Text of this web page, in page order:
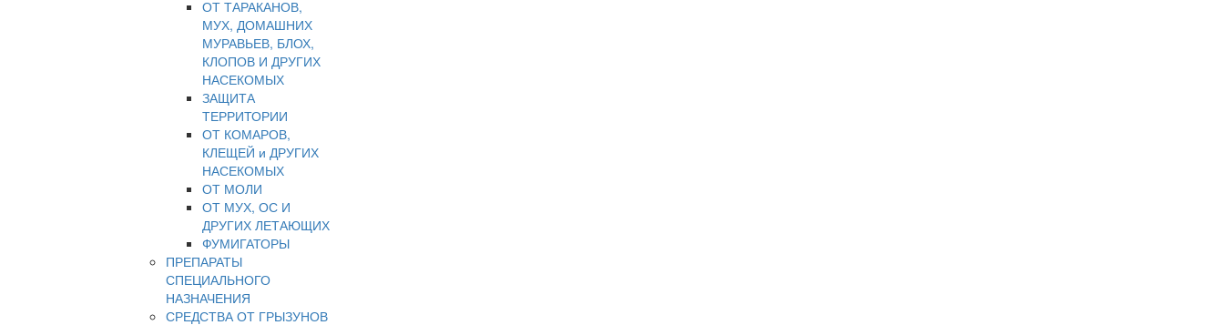
ОТ ТАРАКАНОВ,
МУХ, ДОМАШНИХ
МУРАВЬЕВ, БЛОХ,
КЛОПОВ И ДРУГИХ
НАСЕКОМЫХ
ЗАЩИТА
ТЕРРИТОРИИ
ОТ КОМАРОВ,
КЛЕЩЕЙ и ДРУГИХ
НАСЕКОМЫХ
ОТ МОЛИ
ОТ МУХ, ОС И
ДРУГИХ ЛЕТАЮЩИХ
ФУМИГАТОРЫ
ПРЕПАРАТЫ
СПЕЦИАЛЬНОГО
НАЗНАЧЕНИЯ
СРЕДСТВА ОТ ГРЫЗУНОВ